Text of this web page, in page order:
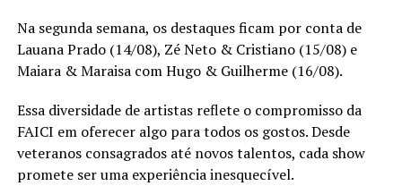
Na segunda semana, os destaques ficam por conta de
Lauana Prado (14/08), Zé Neto & Cristiano (15/08) e
Maiara & Maraisa com Hugo & Guilherme (16/08).
Essa diversidade de artistas reflete o compromisso da
FAICI em oferecer algo para todos os gostos. Desde
veteranos consagrados até novos talentos, cada show
promete ser uma experiência inesquecível.